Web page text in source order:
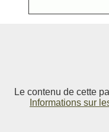
Le contenu de cette
Informations sur